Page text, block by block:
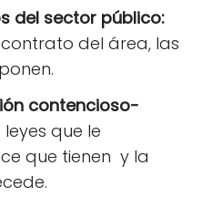
del sector público:
del área, las
contencioso-
leyes que le
que tienen y la